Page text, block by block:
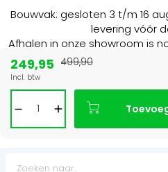
Bouwvak: gesloten 3 t/m 16
levering vóór
Afhalen in onze showroom is
249,95
Incl. btw
499,90